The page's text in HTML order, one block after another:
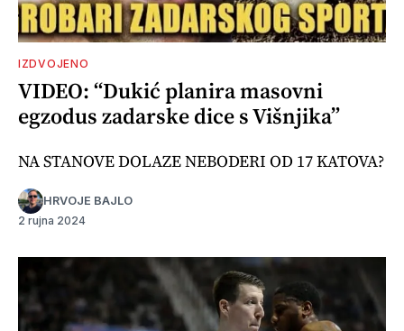
IZDVOJENO
VIDEO: “Dukić planira masovni
egzodus zadarske dice s Višnjika”
NA STANOVE DOLAZE NEBODERI OD 17 KATOVA?
HRVOJE BAJLO
2 rujna 2024